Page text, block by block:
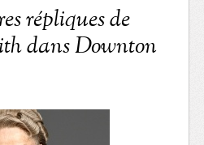
répliques de
dans Downton